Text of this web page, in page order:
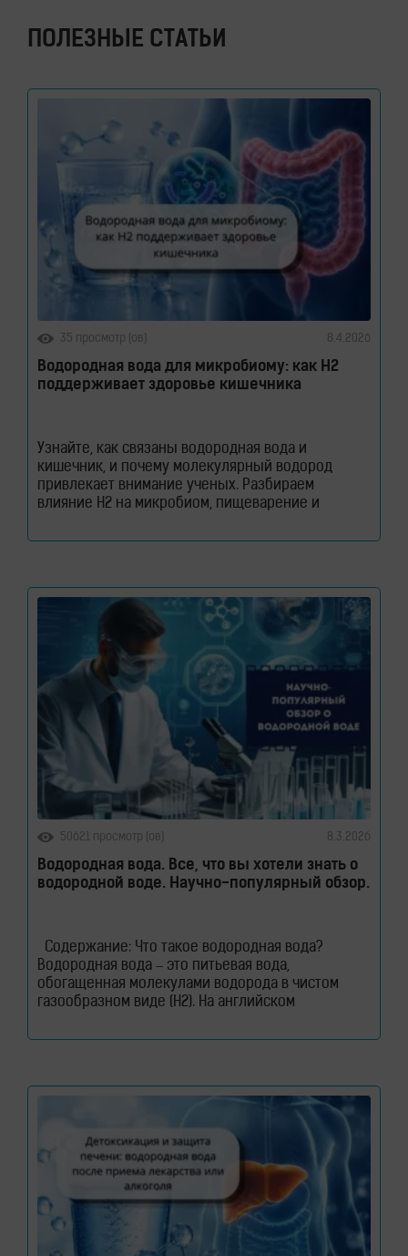
ПОЛЕЗНЫЕ СТАТЬИ
35 просмотр (ов) 8.4.2026
Водородная вода для микробиому: как H2
поддерживает здоровье кишечника
Узнайте, как связаны водородная вода и
кишечник, и почему молекулярный водород
привлекает внимание ученых. Разбираем
влияние H2 на микробиом, пищеварение и
вода влияет на кишечник и микробиом. Кишечник
ученые рассматривают его как одну из
важнейших систем организма. Именно здесь
50621 просмотр (ов) 8.3.2026
Водородная вода. Все, что вы хотели знать о
водородной воде. Научно-популярный обзор.
Содержание: Что такое водородная вода?
Водородная вода – это питьевая вода,
обогащенная молекулами водорода в чистом
газообразном виде (H2). На английском
Water (HRW) или Hydrogen Water. В такой воде
в воде. Поэтому водород содержится в